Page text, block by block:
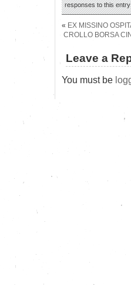
responses to this
« EX MISSINO
CROLLO BORSA
Leave a
You must be